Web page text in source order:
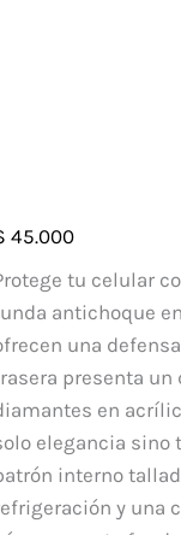
45.000
tu celular
antichoque
una
presenta un
en
elegancia sino
interno
y una
Case
Diamante
Xiaomi
Redmi
10
Pro
4G
cantidad